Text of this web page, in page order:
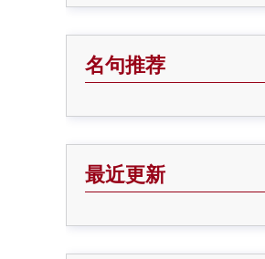
名句推荐
最近更新